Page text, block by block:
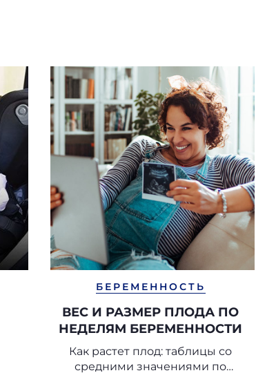
БЕРЕМЕННОСТЬ
ВЕС И РАЗМЕР ПЛОДА ПО
НЕДЕЛЯМ БЕРЕМЕННОСТИ
Как растет плод: таблицы со
средними значениями по